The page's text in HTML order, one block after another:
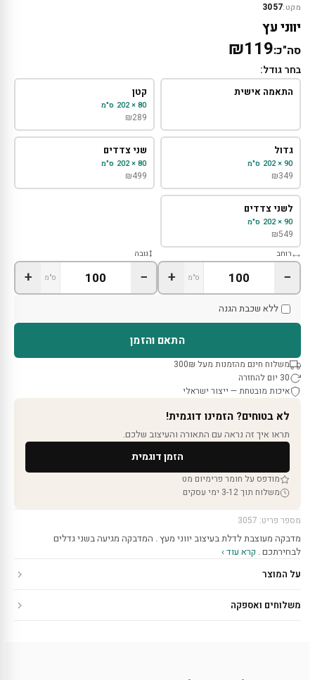
מקט:3057
יווני עץ
סה"כ:₪119
בחר גודל:
התאמה אישית קטן
80 × 202 ס"מ
₪289
גדול
90 × 202 ס"מ
₪349
שני צדדים
80 × 202 ס"מ
₪499
לשני צדדים
90 × 202 ס"מ
₪549
רוחב
− ס"מ +
גובה
− ס"מ +
ללא שכבת הגנה
התאם והזמן
משלוח חינם מהזמנות מעל 300₪
30 יום להחזרה
איכות מובטחת — ייצור ישראלי
לא בטוחים? הזמינו דוגמית!
תראו איך זה נראה עם התאורה והעיצוב שלכם.
הזמן דוגמית
מודפס על חומר פרימיום מט
משלוח תוך 3-12 ימי עסקים
מספר פריט: 3057
מדבקה מעוצבת לדלת בעיצוב יווני מעץ . המדבקה מגיעה בשני גדלים
לבחירתכם . קרא עוד ›
על המוצר
משלוחים ואספקה